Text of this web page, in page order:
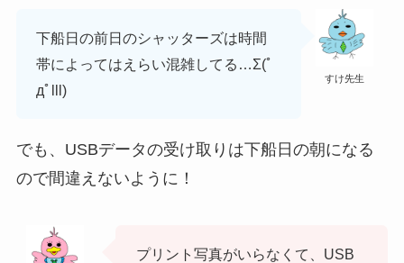
すけ先生
下船日の前日のシャッターズは時間
帯によってはえらい混雑してる…Σ(ﾟ
дﾟlll)
でも、 USBデータの受け取りは下船日の朝になる
ので間違えないように！
プリント写真がいらなくて、USB